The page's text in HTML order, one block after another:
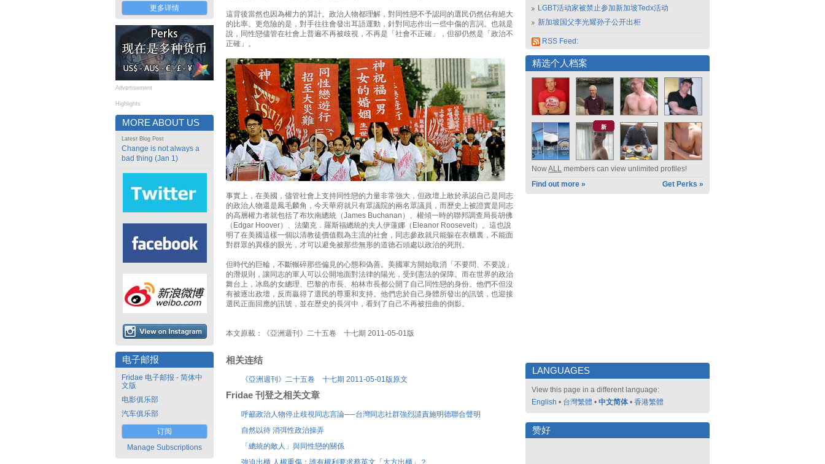
更多详情
Advertisement
Highlights
MORE ABOUT US
Latest Blog Post
Change is not always a
bad thing (Jan 1)
电子邮报
Fridae 电子邮报 - 简体中
文版
电影俱乐部
汽车俱乐部
订阅
Manage Subscriptions
這背後當然也因為權力的算計。政治人物都理解，對同性戀不予認同的選民仍然佔有絕大
的比率。更危險的是，對手往往會發出耳語運動，針對同志作出一些中傷的言詞。也就是
說，同性戀儘管在社會上普遍不再被歧視，不再是「社會不正確」，但卻仍然是「政治不
正確」。
事實上，在美國，儘管社會上支持同性戀的力量非常強大，但政壇上敢於承認自己是同志
的政治人物還是鳳毛麟角，今天華府就只有眾議院的兩名眾議員，而歷史上被證實是同志
的高層權力者就包括了布坎南總統（James Buchanan）、權傾一時的聯邦調查局長胡佛
（Edgar Hoover）、法蘭克．羅斯福總統的夫人伊蓮娜（Eleanor Roosevelt）。這也說
明了在美國這樣一個以清教徒價值觀為主流的社會，同志參政就只能躲在衣櫃裏，不能面
對群眾的異樣的眼光，才可以避免被那些無形的道德石頭處以政治的死刑。
但時代的巨輪，不斷輾碎那些偏見的心態和偽善。美國軍方開始取消「不要問、不要說」
的潛規則，讓同志的軍人可以公開地面對法律的陽光，受到憲法的保障。而在世界的政治
舞台上，冰島的女總理、巴黎的市長、柏林市長都公開了自己同性戀的身份。他們不但沒
有被逐出政壇，反而贏得了選民的尊重和支持。他們忠於自己身體所發出的訊號，也迎接
選民正面回應的訊號，並在歷史的長河中，看到了自己不再被扭曲的倒影。
本文原載：《亞洲週刊》二十五卷 十七期 2011-05-01版
相关连结
《亞洲週刊》二十五卷 十七期 2011-05-01版原文
Fridae 刊登之相关文章
呼籲政治人物停止歧視同志言論──台灣同志社群強烈譴責施明德聯合聲明
自然以待 消弭性政治操弄
「總統的敵人」與同性戀的關係
強迫出櫃 人權重傷：誰有權利要求蔡英文「大方出櫃」？
LGBT活动家被禁止参加新加坡Tedx活动
新加坡国父李光耀孙子公开出柜
RSS Feed:
精选个人档案
新
NowALL members can view unlimited profiles!
Find out more »
Get Perks »
LANGUAGES
View this page in a different language:
English • 台灣繁體 • 中文简体 • 香港繁體
赞好